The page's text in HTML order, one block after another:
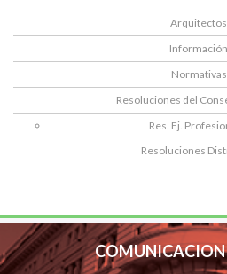
Arquitectos
Información
Normativas
Resoluciones del
Res. Ej.
Resoluciones
COMUNICACION